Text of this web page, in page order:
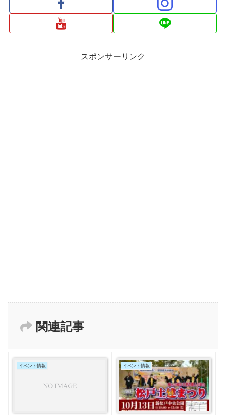
スポンサーリンク
関連記事
イベント情報 イベント情報